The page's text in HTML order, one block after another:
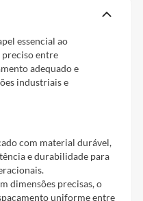
essencial ao
entre
adequado e
industriais e
com material durável,
e durabilidade para
dimensões precisas, o
uniforme entre